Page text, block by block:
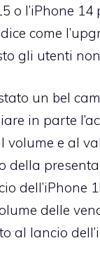
o l’iPhone
come
gli utenti
un bel
in parte
e al
dell’iPhone
delle
al lancio